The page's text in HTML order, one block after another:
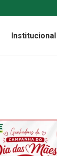
Institucional